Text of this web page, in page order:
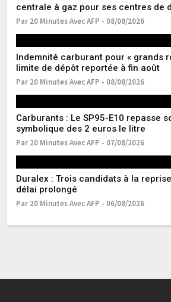
centrale à gaz pour ses centres de
Par 20 Minutes Avec AFP - 08/08/2026
Indemnité carburant pour « grands
limite de dépôt reportée à fin août
Par 20 Minutes Avec AFP - 08/08/2026
Carburants : Le SP95-E10 repasse
symbolique des 2 euros le litre
Par 20 Minutes Avec AFP - 07/08/2026
Duralex : Trois candidats à la
délai prolongé
Par 20 Minutes Avec AFP - 06/08/2026